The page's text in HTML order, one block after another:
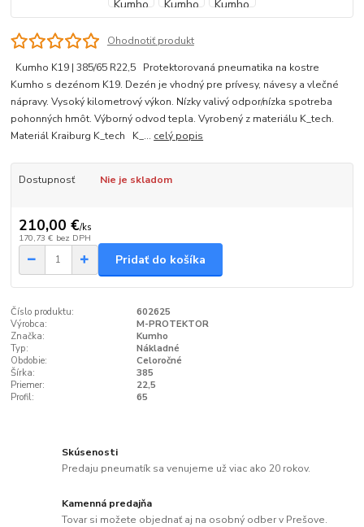
Ohodnotiť produkt
Kumho K19 | 385/65 R22,5 Protektorovaná pneumatika na kostre
Kumho s dezénom K19. Dezén je vhodný pre prívesy, návesy a vlečné
nápravy. Vysoký kilometrový výkon. Nízky valivý odpor/nízka spotreba
pohonných hmôt. Výborný odvod tepla. Vyrobený z materiálu K_tech.
Materiál Kraiburg K_tech K_... celý popis
Dostupnosť Nie je skladom
210,00 €/ks
170,73 € bez DPH
Pridať do košíka
Číslo produktu:
602625
Výrobca:
M-PROTEKTOR
Značka:
Kumho
Typ:
Nákladné
Obdobie:
Celoročné
Šírka:
385
Priemer:
22,5
Profil:
65
Skúsenosti
Predaju pneumatík sa venujeme už viac ako 20 rokov.
Kamenná predajňa
Tovar si možete objednať aj na osobný odber v Prešove.